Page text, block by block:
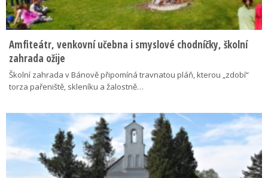
Amfiteátr, venkovní učebna i smyslové chodníčky, školní
zahrada ožije
Školní zahrada v Bánově připomíná travnatou pláň, kterou „zdobí“
torza pařeniště, skleníku a žalostně…